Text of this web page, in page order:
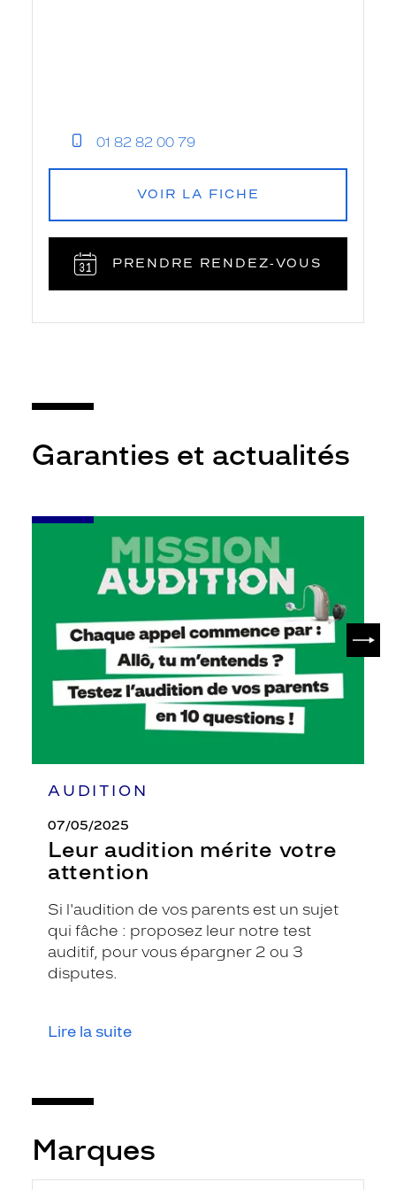
01 82 82 00 79
VOIR LA FICHE
PRENDRE RENDEZ‑VOUS
Garanties et actualités
AUDITION
07/05/2025
Leur audition mérite votre
attention
Si l'audition de vos parents est un sujet
qui fâche : proposez leur notre test
auditif, pour vous épargner 2 ou 3
disputes.
Lire la suite
-
Marques